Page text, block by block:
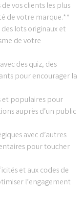
vos clients les plus
de votre marque.**
lots originaux et
de votre
des quiz, des
pour encourager la
populaires pour
auprès d’un public
avec d’autres
pour toucher
et aux codes de
l’engagement